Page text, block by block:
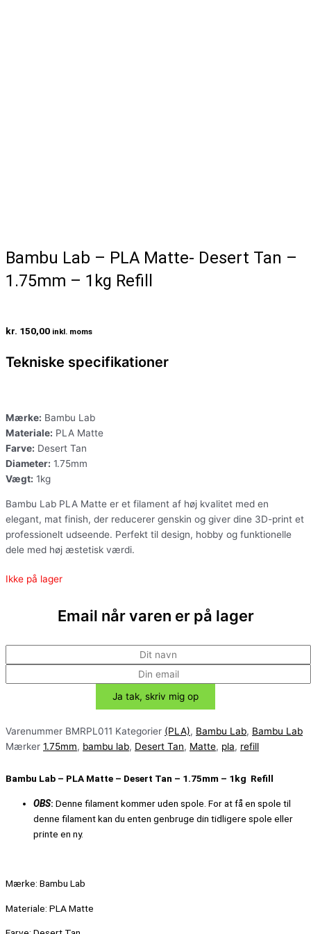
Bambu Lab – PLA Matte- Desert Tan –
1.75mm – 1kg Refill
kr. 150,00 inkl. moms
Tekniske specifikationer
Mærke: Bambu Lab
Materiale: PLA Matte
Farve: Desert Tan
Diameter: 1.75mm
Vægt: 1kg
Bambu Lab PLA Matte er et filament af høj kvalitet med en
elegant, mat finish, der reducerer genskin og giver dine 3D-print et
professionelt udseende. Perfekt til design, hobby og funktionelle
dele med høj æstetisk værdi.
Ikke på lager
Email når varen er på lager
Varenummer BMRPL011 Kategorier (PLA), Bambu Lab, Bambu Lab
Mærker 1.75mm, bambu lab, Desert Tan, Matte, pla, refill
Bambu Lab – PLA Matte – Desert Tan – 1.75mm – 1kg Refill
OBS: Denne filament kommer uden spole. For at få en spole til
denne filament kan du enten genbruge din tidligere spole eller
printe en ny.
Mærke: Bambu Lab
Materiale: PLA Matte